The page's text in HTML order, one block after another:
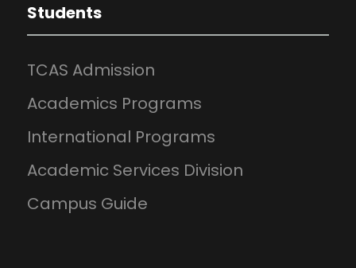
Students
TCAS Admission
Academics Programs
International Programs
Academic Services Division
Campus Guide